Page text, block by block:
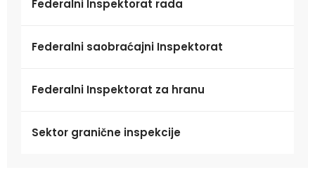
Federalni Inspektorat rada
Federalni saobraćajni Inspektorat
Federalni Inspektorat za hranu
Sektor granične inspekcije